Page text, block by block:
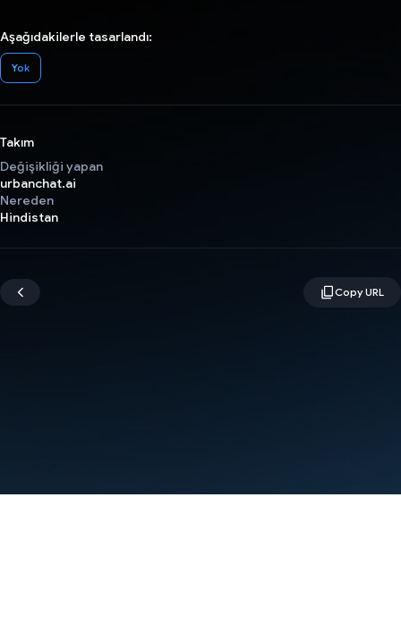
Aşağıdakilerle tasarlandı:
Yok
Takım
Değişikliği yapan
urbanchat.ai
Nereden
Hindistan